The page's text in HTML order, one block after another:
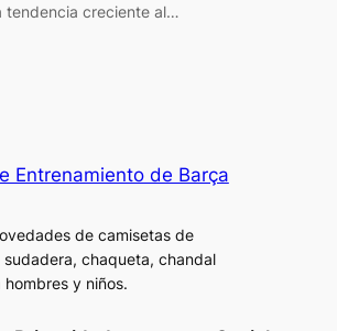
tendencia creciente al…
Entrenamiento de Barça
de camisetas de
chaqueta, chandal
hombres y niños.